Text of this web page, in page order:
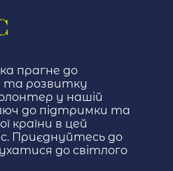
прагне до
та розвитку
у нашій
до підтримки та
країни в цей
Приєднуйтесь до
до світлого